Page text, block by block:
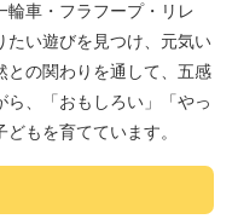
輪車・フラフープ・リレ
たい遊びを見つけ、元気い
との関わりを通して、五感
、「おもしろい」「やっ
もを育てています。